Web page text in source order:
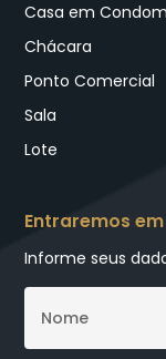
Casa em
Chácara
Ponto Comercial
Sala
Lote
Entraremos
Informe seus